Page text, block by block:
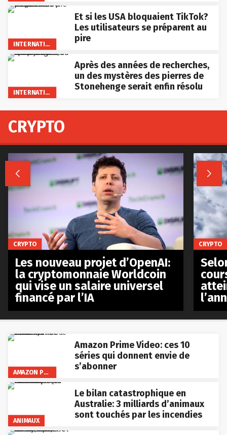
INTERNATIONAL
Et si les USA bloquaient TikTok?
Les utilisateurs se préparent au
pire
INTERNATIONAL
Après des années de recherches,
un des mystères des pierres de
Stonehenge serait enfin résolu
AMAZON PRIME VIDEO
Amazon Prime Video: ces 10
séries qui donnent envie de
s’abonner
ANIMAUX
Le bilan catastrophique en
Australie: 3 milliards d’animaux
sont touchés par les incendies
CRYPTO
 
CRYPTO
Les nouveau projet d’OpenAI:
la cryptomonnaie Worldcoin
qui vise un salaire universel
financé par l’IA
CRYPTO